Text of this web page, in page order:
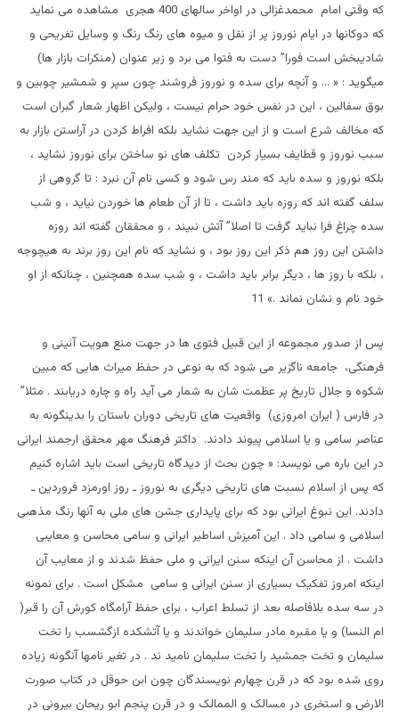
که وقتی امام محمدغزالی در اواخر سالهای 400 هجری مشاهده می نمايد
که دوکانها در ايام نوروز پر از نقل و ميوه های رنگ رنگ و وسايل تفريحی و
شاديبخش است فورا” دست به فتوا می برد و زير عنوان (منکرات بازار ها)
ميگويد : « … و آنچه برای سده و نوروز فروشند چون سپر و شمشير چوبين و
بوق سفالين ، اين در نفس خود حرام نیست ، ولیکن اظهار شعار گبران است
که مخالف شرع است و از اين جهت نشايد بلکه افراط کردن در آراستن بازار به
سبب نوروز و قطایف بسيار کردن تکلف های نو ساختن برای نوروز نشايد ،
بلکه نوروز و سده بايد که مند رس شود و کسی نام آن نبرد : تا گروهی از
سلف گفته اند که روزه بايد داشت ، تا از آن طعام ها خوردن نيايد ، و شب
سده چراغ فرا نبايد گرفت تا اصلا” آتش نبيند ، و محققان گفته اند روزه
داشتن اين روز هم ذکر اين روز بود ، و نشايد که نام اين روز برند به هيچوجه
، بلکه با روز ها ، ديگر برابر بايد داشت ، و شب سده همچنين ، چنانکه از او
خود نام و نشان نماند .» 11
پس از صدور مجموعه از اين قبيل فتوی ها در جهت منع هويت آئينی و
فرهنگی، جامعه ناگزير می شود که به نوعی در حفظ ميراث هایی که مبين
شکوه و جلال تاريخ پر عظمت شان به شمار می آيد راه و چاره دريابند . مثلا”
در فارس ( ايران امروزی) واقعيت های تاریخی دوران باستان را بدینگونه به
عناصر سامی و يا اسلامی پيوند دادند. داکتر فرهنگ مهر محقق ارجمند ايرانی
در اين باره می نويسد: « چون بحث از ديدگاه تاريخی است بايد اشاره کنيم
که پس از اسلام نسبت های تاريخی ديگری به نوروز ـ روز اورمزد فروردين ـ
دادند. اين نبوغ ايرانی بود که برای پايداری جشن های ملی به آنها رنگ مذهبی
اسلامی و سامی داد . اين آميزش اساطير ايرانی و سامی محاسن و معايبی
داشت . از محاسن آن اينکه سنن ايرانی و ملی حفظ شدند و از معايب آن
اينکه امروز تفکيک بسياری از سنن ايرانی و سامی مشکل است . برای نمونه
در سه سده بلافاصله بعد از تسلط اعراب ، برای حفظ آرامگاه کورش آن را قبر(
ام النسا) و يا مقبره مادر سليمان خواندند و يا آتشکده ازگشسب را تخت
سليمان و تخت جمشيد را تخت سليمان ناميد ند . در تغير نامها آنگونه زياده
روی شده بود که در قرن چهارم نويسندگان چون ابن حوقل در کتاب صورت
الارض و استخری در مسالک و الممالک و در قرن پنجم ابو ريحان بيرونی در